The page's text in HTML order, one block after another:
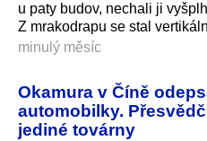
u paty budov, nechali ji
Z mrakodrapu se stal
minulý měsíc
Okamura v Číně
automobilky.
jediné továrny